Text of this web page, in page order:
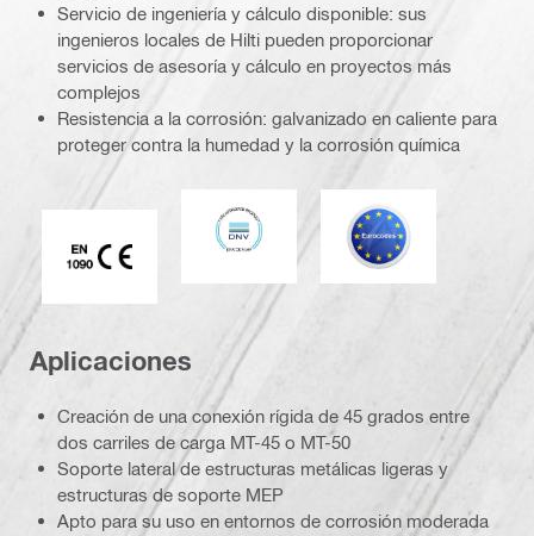
Servicio de ingeniería y cálculo disponible: sus
ingenieros locales de Hilti pueden proporcionar
servicios de asesoría y cálculo en proyectos más
complejos
Resistencia a la corrosión: galvanizado en caliente para
proteger contra la humedad y la corrosión química
Marca CE EN 1090
DNV Eurocódigo
Aplicaciones
Creación de una conexión rígida de 45 grados entre
dos carriles de carga MT-45 o MT-50
Soporte lateral de estructuras metálicas ligeras y
estructuras de soporte MEP
Apto para su uso en entornos de corrosión moderada